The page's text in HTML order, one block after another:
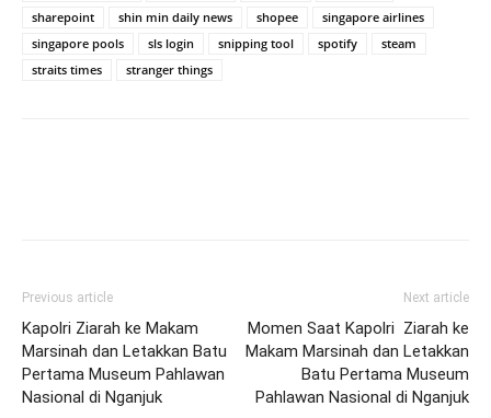
sharepoint
shin min daily news shopee
singapore airlines
singapore pools
sls login snipping tool spotify
steam
straits times
stranger things
Previous article
Kapolri Ziarah ke Makam
Marsinah dan Letakkan Batu
Pertama Museum Pahlawan
Nasional di Nganjuk
Next article
Momen Saat Kapolri Ziarah ke
Makam Marsinah dan Letakkan
Batu Pertama Museum
Pahlawan Nasional di Nganjuk